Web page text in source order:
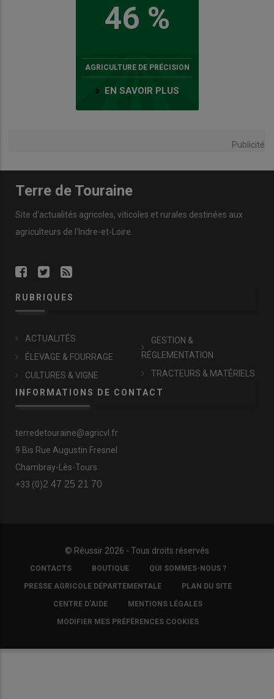
46 %
AGRICULTURE DE PRÉCISION
EN SAVOIR PLUS
Publicité
Terre de Touraine
Site d'actualités agricoles, viticoles et rurales destinées aux
agriculteurs de l'Indre-et-Loire.
RUBRIQUES
ACTUALITÉS
ÉLEVAGE & FOURRAGE
CULTURES & VIGNE
GESTION &
RÉGLEMENTATION
TRACTEURS & MATÉRIELS
INFORMATIONS DE CONTACT
terredetouraine@agricvl.fr
9 Bis Rue Augustin Fresnel
Chambray-Lès-Tours
+33 (0)2 47 25 21 70
© Réussir 2026 - Tous droits réservés
FOOTER
COPYRIGHT
CONTACTS BOUTIQUE QUI SOMMES-NOUS ?
PRESSE AGRICOLE DÉPARTEMENTALE PLAN DU SITE
CENTRE D'AIDE MENTIONS LÉGALES
MODIFIER MES PRÉFÉRENCES COOKIES